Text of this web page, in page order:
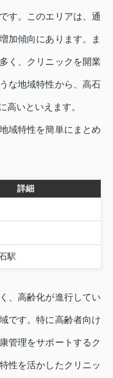
す。このエリアは、通
加傾向にあります。ま
く、クリニックを開業
な地域特性から、高石
高いといえます。
域特性を簡単にまとめ
詳細
駅
、高齢化が進行してい
です。特に高齢者向け
管理をサポートするク
性を活かしたクリニッ